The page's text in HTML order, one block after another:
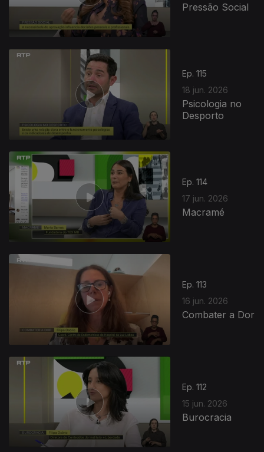
Pressão Social
Ep. 115
18 jun. 2026
Psicologia no
Desporto
Ep. 114
17 jun. 2026
Macramé
Ep. 113
16 jun. 2026
Combater a Dor
Ep. 112
15 jun. 2026
Burocracia